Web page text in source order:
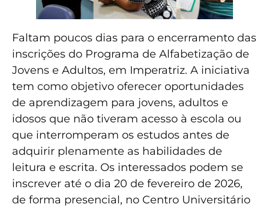
Faltam poucos dias para o encerramento das
inscrições do Programa de Alfabetização de
Jovens e Adultos, em Imperatriz. A iniciativa
tem como objetivo oferecer oportunidades
de aprendizagem para jovens, adultos e
idosos que não tiveram acesso à escola ou
que interromperam os estudos antes de
adquirir plenamente as habilidades de
leitura e escrita. Os interessados podem se
inscrever até o dia 20 de fevereiro de 2026,
de forma presencial, no Centro Universitário